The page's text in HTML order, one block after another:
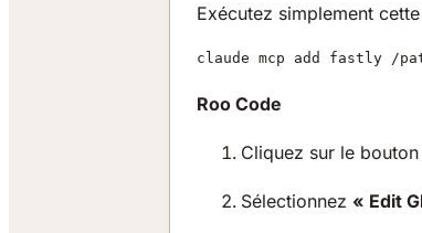
Exécutez simplement
claude mcp add fastly /
Roo Code
Cliquez sur le bouton
Sélectionnez « Edit